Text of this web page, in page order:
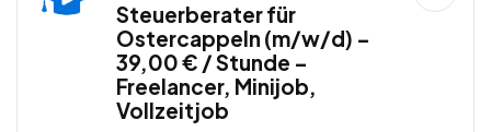
Steuerberater für
Ostercappeln (m/w/d) –
39,00 € / Stunde –
Freelancer, Minijob,
Vollzeitjob